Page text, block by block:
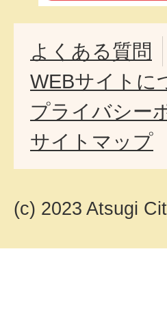
よくある質問
WEBサイトに
プライバシー
サイトマップ
(c) 2023 Atsugi